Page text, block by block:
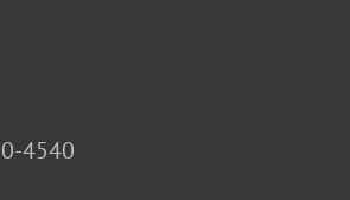
4540